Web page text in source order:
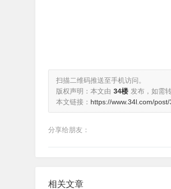
扫描二维码推送至手机访问。
版权声明：本文由 34楼 发布，如需
本文链接： https://www.34l.com/
分享给朋友：
相关文章